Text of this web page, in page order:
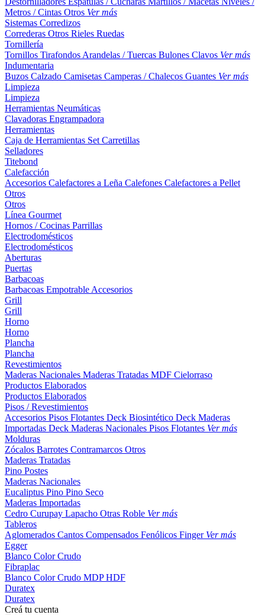
Metros / Cintas Otros Ver más
Sistemas Corredizos
Correderas Otros Rieles Ruedas
Tornillería
Tornillos Tirafondos Arandelas / Tuercas Bulones Clavos Ver más
Indumentaria
Buzos Calzado Camisetas Camperas / Chalecos Guantes Ver más
Limpieza
Limpieza
Herramientas Neumáticas
Clavadoras Engrampadora
Herramientas
Caja de Herramientas Set Carretillas
Selladores
Titebond
Calefacción
Accesorios Calefactores a Leña Calefones Calefactores a Pellet
Otros
Otros
Línea Gourmet
Hornos / Cocinas Parrillas
Electrodomésticos
Electrodomésticos
Aberturas
Puertas
Barbacoas
Barbacoas Empotrable Accesorios
Grill
Grill
Horno
Horno
Plancha
Plancha
Revestimientos
Maderas Nacionales Maderas Tratadas MDF Cielorraso
Productos Elaborados
Productos Elaborados
Pisos / Revestimientos
Accesorios Pisos Flotantes Deck Biosintético Deck Maderas
Importadas Deck Maderas Nacionales Pisos Flotantes Ver más
Molduras
Zócalos Barrotes Contramarcos Otros
Maderas Tratadas
Pino Postes
Maderas Nacionales
Eucaliptus Pino Pino Seco
Maderas Importadas
Cedro Curupay Lapacho Otras Roble Ver más
Tableros
Aglomerados Cantos Compensados Fenólicos Finger Ver más
Egger
Blanco ColorCrudo
Fibraplac
Blanco ColorCrudo MDPHDF
Duratex
Duratex
Creá tu cuenta